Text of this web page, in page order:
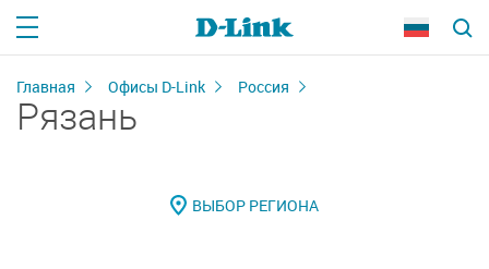
Главная Офисы D-Link Россия
Рязань